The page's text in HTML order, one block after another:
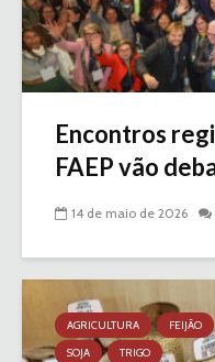
Encontros
FAEP vão
14 de maio de 2026
AGRICULTURA FEIJÃO
SOJA
TRIGO